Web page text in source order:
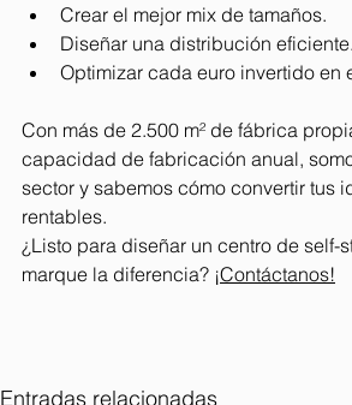
Crear el mejor mix de tamaños.
Diseñar una distribución eficiente.
Optimizar cada euro invertido en
Con más de 2.500 m² de fábrica
capacidad de fabricación anual,
sector y sabemos cómo convertir tus
rentables.
¿Listo para diseñar un centro de self-
marque la diferencia? ¡Contáctanos!
Entradas relacionadas